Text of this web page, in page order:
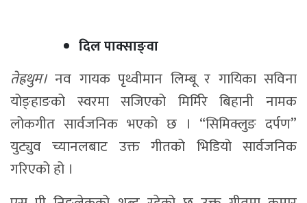
दिल पाक्साङ्वा
तेह्रथुम।नव गायक पृथ्वीमान लिम्बू र गायिका सविना
योङ्हाङको स्वरमा सजिएको मिर्मिरे बिहानी नामक
लोकगीत सार्वजनिक भएको छ । “सिमिक्लुङ दर्पण”
युट्युव च्यानलबाट उक्त गीतको भिडियो सार्वजनिक
गरिएको हो ।